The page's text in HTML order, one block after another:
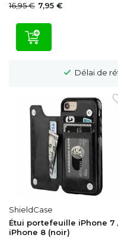
16,95 € 7,95 €
Délai de
ShieldCase
Étui portefeuille iPhone 7
iPhone 8 (noir)